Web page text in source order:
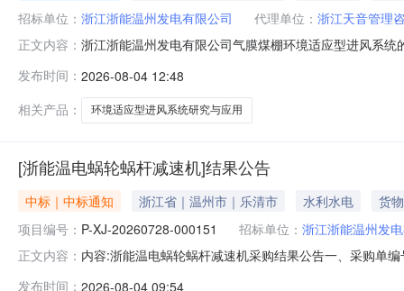
招标单位： 浙江浙能温州发电有限公司 代理单位： 浙江天音管理
正文内容： 浙江浙能温州发电有限公司气膜煤棚环境适应型进风系
系统腐蚀的环境因素，开发环境适应型风机并安装，解
性差等问题。二、投标资格条件、要求1.是能够
发布时间： 2026-08-04 12:48
相关产品：
环境适应型进风系统研究与应用
[浙能温电蜗轮蜗杆减速机]结果公告
中标｜中标通知 浙江省｜温州市｜乐清市 水利水电
货物
项目编号： P-XJ-20260728-000151 招标单位： 浙江浙能温州发
正文内容： 内容:浙能温电蜗轮蜗杆减速机采购结果公告一、采购单
发布时间： 2026-08-04 09:54